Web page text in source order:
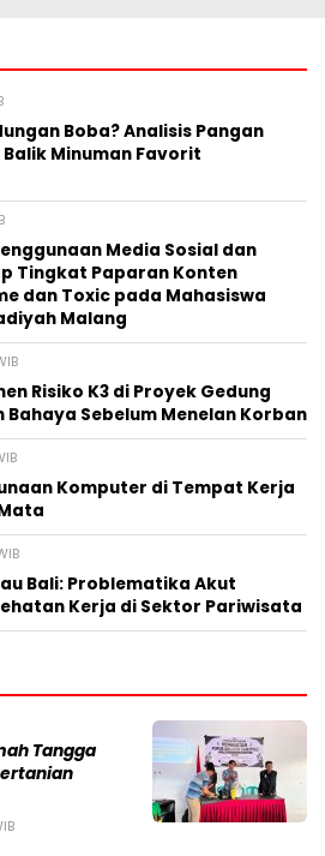
Boba? Analisis Pangan
Minuman Favorit
Media Sosial dan
Tingkat Paparan Konten
dan Toxic pada Mahasiswa
Malang
Risiko K3 di Proyek Gedung
Sebelum Menelan Korban
Komputer di Tempat Kerja
Bali: Problematika Akut
Kerja di Sektor Pariwisata
Tangga